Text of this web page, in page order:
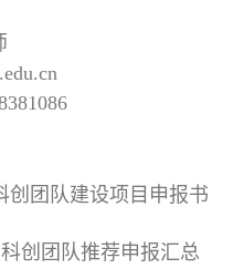
创团队建设项目申报书
创团队推荐申报汇总